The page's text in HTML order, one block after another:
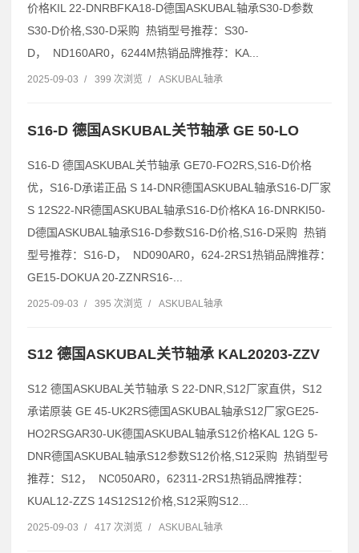
价格KIL 22-DNRBFKA18-D德国ASKUBAL轴承S30-D参数
S30-D价格,S30-D采购 热销型号推荐：S30-
D， ND160AR0，6244M热销品牌推荐：KA...
2025-09-03 / 399 次浏览 / ASKUBAL轴承
S16-D 德国ASKUBAL关节轴承 GE 50-LO
S16-D 德国ASKUBAL关节轴承 GE70-FO2RS,S16-D价格
优，S16-D承诺正品 S 14-DNR德国ASKUBAL轴承S16-D厂家
S 12S22-NR德国ASKUBAL轴承S16-D价格KA 16-DNRKI50-
D德国ASKUBAL轴承S16-D参数S16-D价格,S16-D采购 热销
型号推荐：S16-D， ND090AR0，624-2RS1热销品牌推荐：
GE15-DOKUA 20-ZZNRS16-...
2025-09-03 / 395 次浏览 / ASKUBAL轴承
S12 德国ASKUBAL关节轴承 KAL20203-ZZV
S12 德国ASKUBAL关节轴承 S 22-DNR,S12厂家直供，S12
承诺原装 GE 45-UK2RS德国ASKUBAL轴承S12厂家GE25-
HO2RSGAR30-UK德国ASKUBAL轴承S12价格KAL 12G 5-
DNR德国ASKUBAL轴承S12参数S12价格,S12采购 热销型号
推荐：S12， NC050AR0，62311-2RS1热销品牌推荐：
KUAL12-ZZS 14S12S12价格,S12采购S12...
2025-09-03 / 417 次浏览 / ASKUBAL轴承